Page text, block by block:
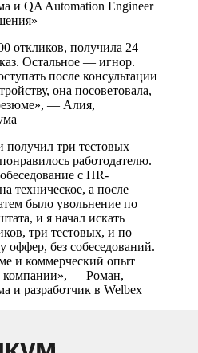
и QA Automation Engineer
откликов, получила 24
Остальное — игнор.
после консультации
она посоветовала,
— Алия,
получил три тестовых
работодателю.
с HR-
техническое, а после
было увольнение по
и я начал искать
три тестовых, и по
без собеседований.
и коммерческий опыт
компании», — Роман,
и разработчик в Welbex